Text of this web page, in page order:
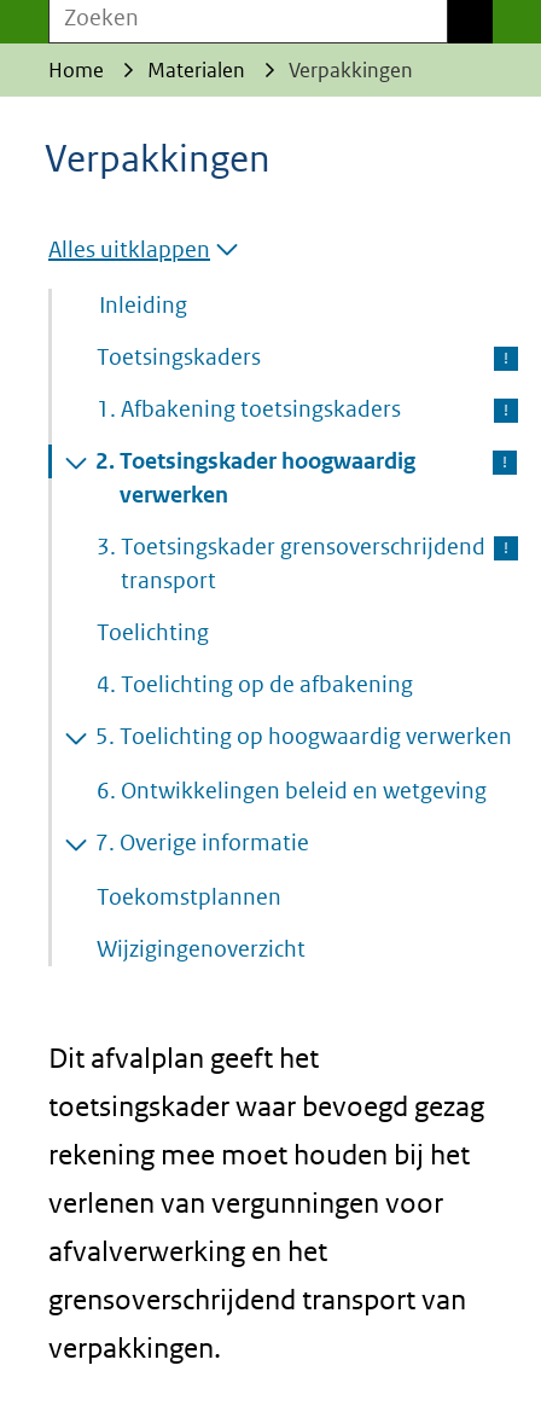
Zoeken
Home Materialen Verpakkingen
Verpakkingen
Alles uitklappen
Inleiding
Toetsingskaders
1. Afbakening toetsingskaders
2.Toetsingskader hoogwaardig
verwerken
3. Toetsingskader grensoverschrijdend
transport
Toelichting
4. Toelichting op de afbakening
5. Toelichting op hoogwaardig verwerken
6. Ontwikkelingen beleid en wetgeving
7. Overige informatie
Toekomstplannen
Wijzigingenoverzicht
Dit afvalplan geeft het
toetsingskader waar bevoegd gezag
rekening mee moet houden bij het
verlenen van vergunningen voor
afvalverwerking en het
grensoverschrijdend transport van
verpakkingen.